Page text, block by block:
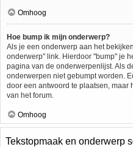
Omhoog
Hoe bump ik mijn onderwerp?
Als je een onderwerp aan het
onderwerp" link. Hierdoor "bump" je
pagina van de onderwerpenlijst. Als
onderwerpen niet gebumpt worden.
door een antwoord te plaatsen,
van het forum.
Omhoog
Tekstopmaak en onderwerp